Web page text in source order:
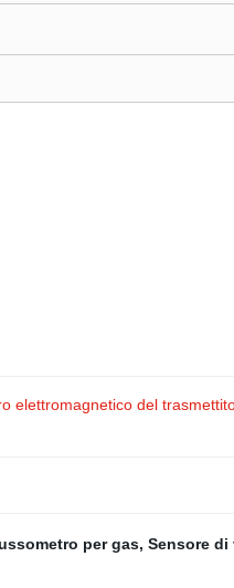
elettromagnetico del
per gas, Sensore di